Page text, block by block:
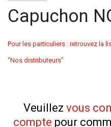
Capuchon
Pour les particuliers : retrouvez la
"Nos distributeurs"
Veuillez vous
compte pour